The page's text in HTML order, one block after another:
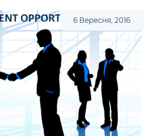
6 Вересня, 2016